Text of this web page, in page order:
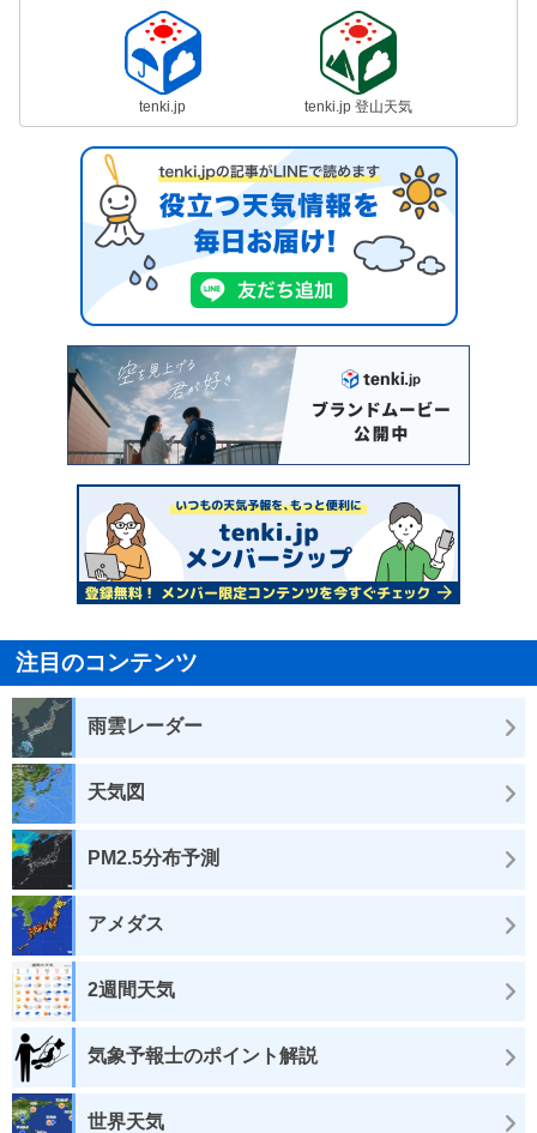
tenki.jp tenki.jp 登山天気
注目のコンテンツ
雨雲レーダー
天気図
PM2.5分布予測
アメダス
2週間天気
気象予報士のポイント解説
世界天気